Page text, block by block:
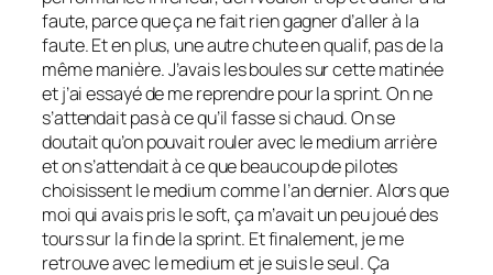
faute, parce que ça ne fait rien gagner d’aller à la
faute. Et en plus, une autre chute en qualif, pas de la
même manière. J’avais les boules sur cette matinée
et j’ai essayé de me reprendre pour la sprint. On ne
s’attendait pas à ce qu’il fasse si chaud. On se
doutait qu’on pouvait rouler avec le medium arrière
et on s’attendait à ce que beaucoup de pilotes
choisissent le medium comme l’an dernier. Alors que
moi qui avais pris le soft, ça m’avait un peu joué des
tours sur la fin de la sprint. Et finalement, je me
retrouve avec le medium et je suis le seul. Ça